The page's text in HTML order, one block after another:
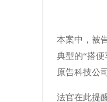
本案中，被
典型的“搭
原告科技公
法官在此提